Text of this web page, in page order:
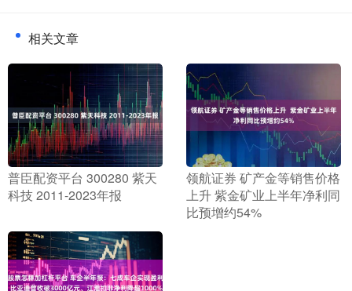
相关文章
​普臣配资平台 300280 紫天
科技 2011-2023年报
​领航证券 矿产金等销售价格
上升 紫金矿业上半年净利同
比预增约54%